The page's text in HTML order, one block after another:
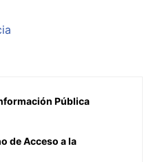
Pública
de Acceso a la